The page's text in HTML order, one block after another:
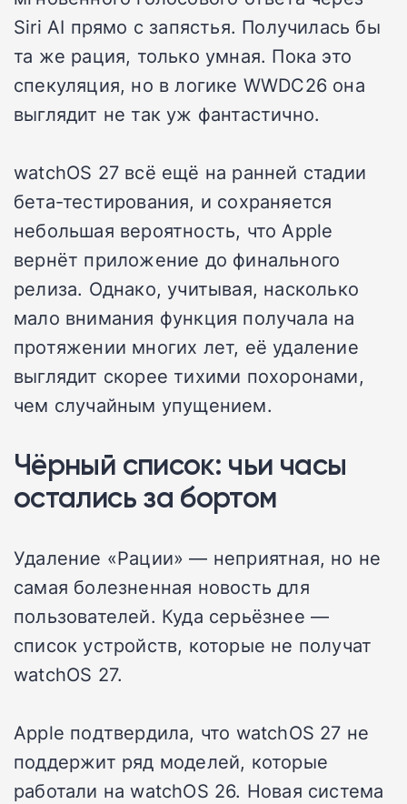
Siri AI прямо с запястья. Получилась бы
та же рация, только умная. Пока это
спекуляция, но в логике WWDC26 она
выглядит не так уж фантастично.
watchOS 27 всё ещё на ранней стадии
бета-тестирования, и сохраняется
небольшая вероятность, что Apple
вернёт приложение до финального
релиза. Однако, учитывая, насколько
мало внимания функция получала на
протяжении многих лет, её удаление
выглядит скорее тихими похоронами,
чем случайным упущением.
Чёрный список: чьи часы
остались за бортом
Удаление «Рации» — неприятная, но не
самая болезненная новость для
пользователей. Куда серьёзнее —
список устройств, которые не получат
watchOS 27.
Apple подтвердила, что watchOS 27 не
поддержит ряд моделей, которые
работали на watchOS 26. Новая система